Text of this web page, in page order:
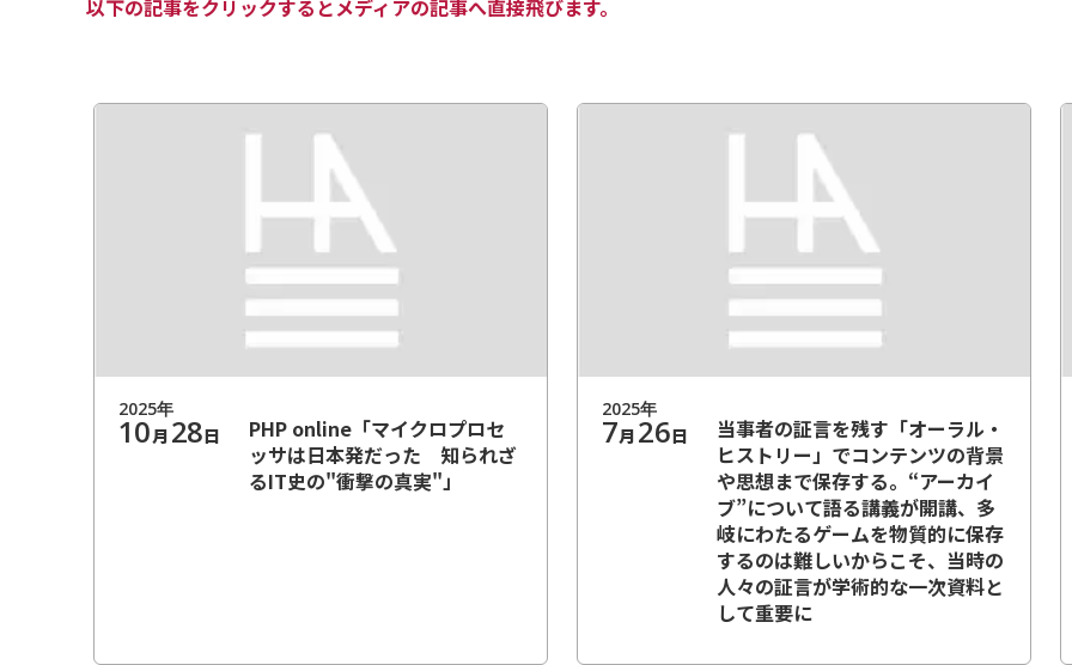
以下の記事をクリックするとメディアの記事へ直接飛びます。
2025年
10月 28日
PHP online「マイクロプロセ
ッサは日本発だった 知られざ
るIT史の"衝撃の真実"」
2025年
7月 26日
当事者の証言を残す「オーラル・
ヒストリー」でコンテンツの背景
や思想まで保存する。“アーカイ
ブ”について語る講義が開講、多
岐にわたるゲームを物質的に保存
するのは難しいからこそ、当時の
人々の証言が学術的な一次資料と
して重要に